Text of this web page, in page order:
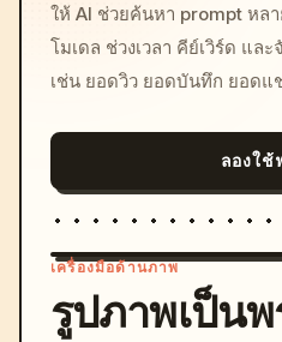
ให้ AI ช่วยค้นหา prompt หล
โมเดล ช่วงเวลา คีย์เวิร์ด แล
เช่น ยอดวิว ยอดบันทึก ยอดแ
ลองใช้
เครื่องมือด้านภาพ
รูปภาพเป็น